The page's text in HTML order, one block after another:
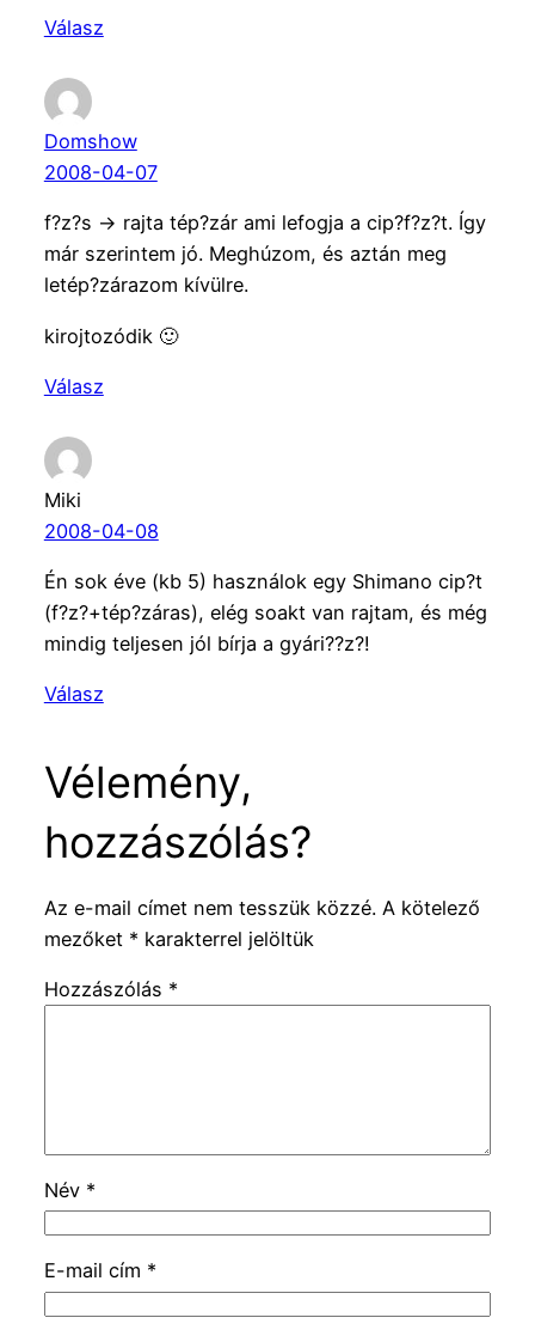
Válasz
Domshow
2008-04-07
f?z?s -> rajta tép?zár ami lefogja a cip?f?z?t. Így
már szerintem jó. Meghúzom, és aztán meg
letép?zárazom kívülre.
kirojtozódik 🙂
Válasz
Miki
2008-04-08
Én sok éve (kb 5) használok egy Shimano cip?t
(f?z?+tép?záras), elég soakt van rajtam, és még
mindig teljesen jól bírja a gyári??z?!
Válasz
Vélemény,
hozzászólás?
Az e-mail címet nem tesszük közzé. A kötelező
mezőket * karakterrel jelöltük
Hozzászólás *
Név *
E-mail cím *